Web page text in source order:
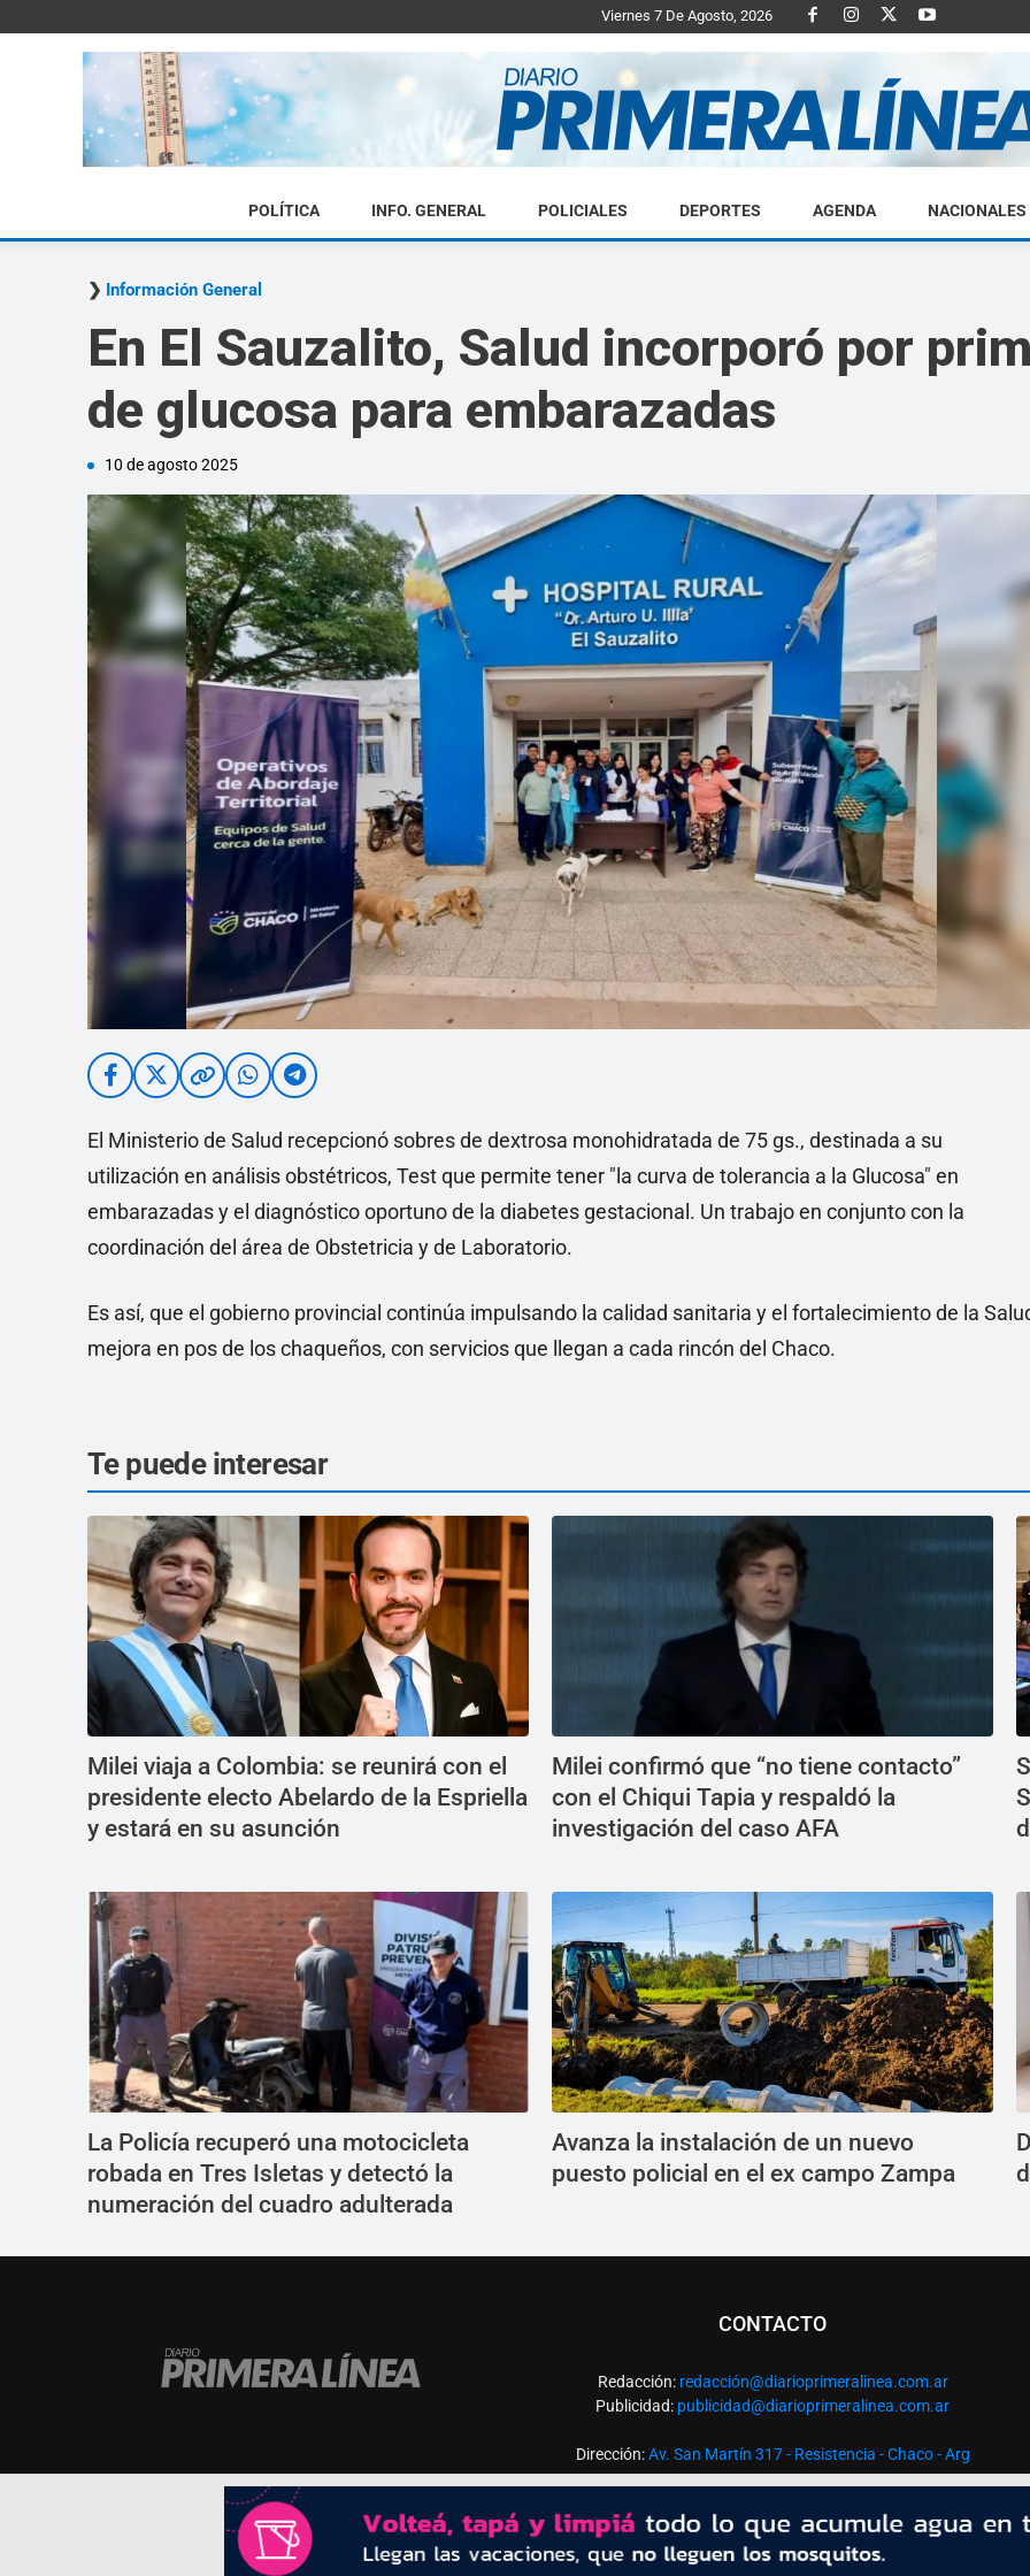
Viernes 7 De Agosto, 2026
Diario
Linea
POLÍTICA INFO. GENERAL POLICIALES DEPORTES AGENDA NACIONALES
Información General
En El Sauzalito, Salud incorporó por
de glucosa para embarazadas
10 de agosto 2025
El Ministerio de Salud recepcionó sobres de dextrosa monohidratada de 75 gs., destinada a su
utilización en análisis obstétricos, Test que permite tener "la curva de tolerancia a la Glucosa" en
embarazadas y el diagnóstico oportuno de la diabetes gestacional. Un trabajo en conjunto con la
coordinación del área de Obstetricia y de Laboratorio.
Es así, que el gobierno provincial continúa impulsando la calidad sanitaria y el fortalecimiento de la
mejora en pos de los chaqueños, con servicios que llegan a cada rincón del Chaco.
Te puede interesar
Milei viaja a Colombia: se reunirá con el
presidente electo Abelardo de la Espriella
y estará en su asunción
Milei confirmó que “no tiene contacto”
con el Chiqui Tapia y respaldó la
investigación del caso AFA
La Policía recuperó una motocicleta
robada en Tres Isletas y detectó la
numeración del cuadro adulterada
Avanza la instalación de un nuevo
puesto policial en el ex campo Zampa
CONTACTO
Redacción: redacción@diarioprimeralinea.com.ar
Publicidad: publicidad@diarioprimeralinea.com.ar
Dirección:Av. San Martín 317 - Resistencia - Chaco - Arg